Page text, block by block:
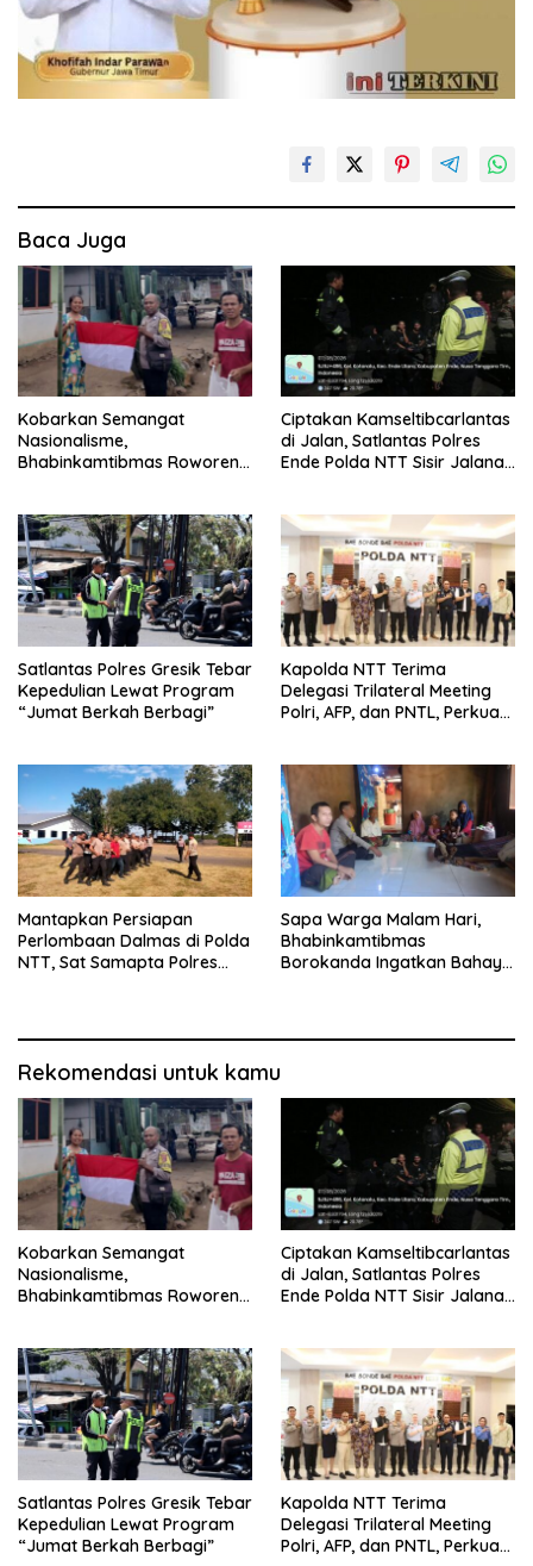
Baca Juga
Kobarkan Semangat
Nasionalisme,
Bhabinkamtibmas Roworena
Ciptakan Kamseltibcarlantas
di Jalan, Satlantas Polres
Ende Polda NTT Sisir Jalanan
Satlantas Polres Gresik Tebar
Kepedulian Lewat Program
“Jumat Berkah Berbagi”
Kapolda NTT Terima
Delegasi Trilateral Meeting
Polri, AFP, dan PNTL, Perkuat
Mantapkan Persiapan
Perlombaan Dalmas di Polda
NTT, Sat Samapta Polres
Sapa Warga Malam Hari,
Bhabinkamtibmas
Borokanda Ingatkan Bahaya
Rekomendasi untuk kamu
Kobarkan Semangat
Nasionalisme,
Bhabinkamtibmas Roworena
Ciptakan Kamseltibcarlantas
di Jalan, Satlantas Polres
Ende Polda NTT Sisir Jalanan
Satlantas Polres Gresik Tebar
Kepedulian Lewat Program
“Jumat Berkah Berbagi”
Kapolda NTT Terima
Delegasi Trilateral Meeting
Polri, AFP, dan PNTL, Perkuat